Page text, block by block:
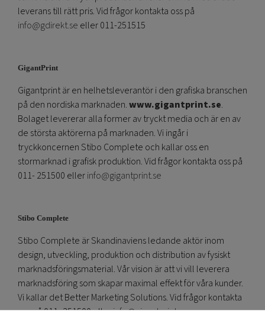
leverans till rätt pris. Vid frågor kontakta oss på
info@gdirekt.se eller 011-251515
GigantPrint
Gigantprint är en helhetsleverantör i den grafiska branschen
på den nordiska marknaden.www.gigantprint.se.
Bolaget levererar alla former av tryckt media och är en av
de största aktörerna på marknaden. Vi ingår i
tryckkoncernen Stibo Complete och kallar oss en
stormarknad i grafisk produktion. Vid frågor kontakta oss på
011- 251500 ellerinfo@gigantprint.se
Stibo Complete
Stibo Complete är Skandinaviens ledande aktör inom
design, utveckling, produktion och distribution av fysiskt
marknadsföringsmaterial. Vår vision är att vi vill leverera
marknadsföring som skapar maximal effekt för våra kunder.
Vi kallar det Better Marketing Solutions. Vid frågor kontakta
oss på 011- 251500 ellerinfo@gigantprint.se